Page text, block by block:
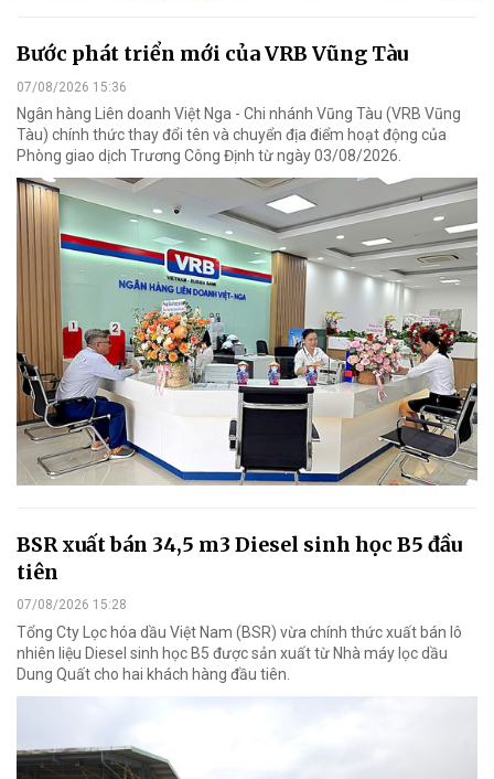
Bước phát triển mới của VRB Vũng Tàu
07/08/2026 15:36
Ngân hàng Liên doanh Việt Nga - Chi nhánh Vũng Tàu (VRB Vũng
Tàu) chính thức thay đổi tên và chuyển địa điểm hoạt động của
Phòng giao dịch Trương Công Định từ ngày 03/08/2026.
BSR xuất bán 34,5 m3 Diesel sinh học B5 đầu
tiên
07/08/2026 15:28
Tổng Cty Lọc hóa dầu Việt Nam (BSR) vừa chính thức xuất bán lô
nhiên liệu Diesel sinh học B5 được sản xuất từ Nhà máy lọc dầu
Dung Quất cho hai khách hàng đầu tiên.